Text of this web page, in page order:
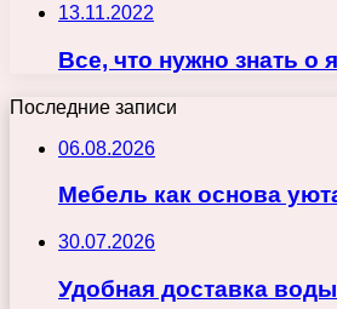
13.11.2022
Все, что нужно знать о
Последние записи
06.08.2026
Мебель как основа
30.07.2026
Удобная доставка